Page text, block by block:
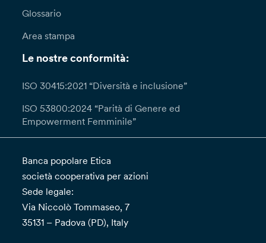
Glossario
Area stampa
Le nostre conformità:
ISO 30415:2021 “Diversità e inclusione”
ISO 53800:2024 “Parità di Genere ed
Empowerment Femminile”
Banca popolare Etica
società cooperativa per azioni
Sede legale:
Via Niccolò Tommaseo, 7
35131 – Padova (PD), Italy